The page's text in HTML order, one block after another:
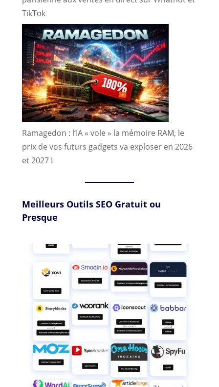
TikTok
Ramagedon : l’IA « vole » la mémoire RAM, le
prix de vos futurs gadgets va exploser en 2026
et 2027 !
Meilleurs Outils SEO Gratuit ou
Presque